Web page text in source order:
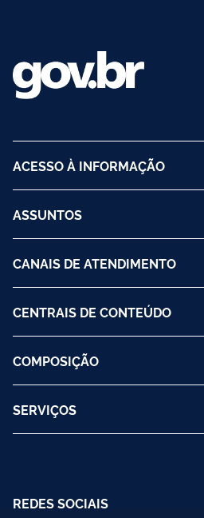
ACESSO À INFORMAÇÃO
ASSUNTOS
CANAIS DE ATENDIMENTO
CENTRAIS DE CONTEÚDO
COMPOSIÇÃO
SERVIÇOS
REDES SOCIAIS